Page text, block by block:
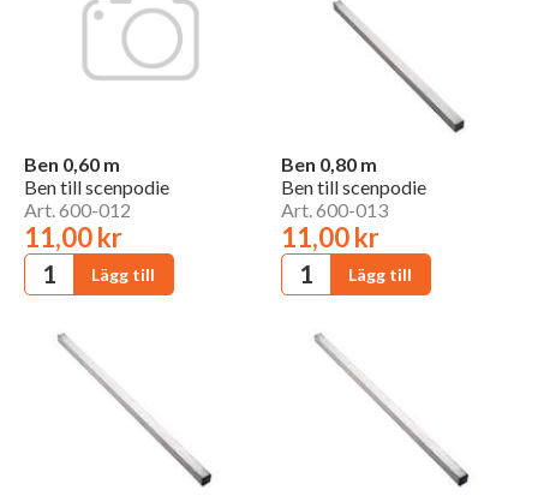
Ben 0,60 m
Ben till scenpodie
Art. 600-012
11,00 kr
Ben 0,80 m
Ben till scenpodie
Art. 600-013
11,00 kr